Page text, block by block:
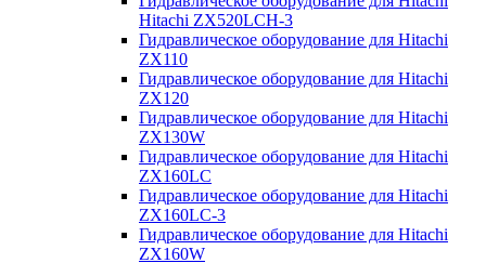
Hitachi ZX520LCH-3
Гидравлическое оборудование для Hitachi
ZX110
Гидравлическое оборудование для Hitachi
ZX120
Гидравлическое оборудование для Hitachi
ZX130W
Гидравлическое оборудование для Hitachi
ZX160LC
Гидравлическое оборудование для Hitachi
ZX160LC-3
Гидравлическое оборудование для Hitachi
ZX160W